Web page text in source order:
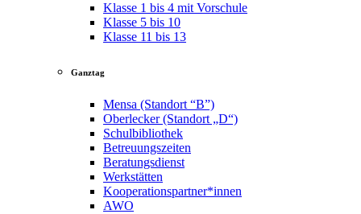
Klasse 1 bis 4 mit Vorschule
Klasse 5 bis 10
Klasse 11 bis 13
Ganztag
Mensa (Standort “B”)
Oberlecker (Standort „D“)
Schulbibliothek
Betreuungszeiten
Beratungsdienst
Werkstätten
Kooperationspartner*innen
AWO